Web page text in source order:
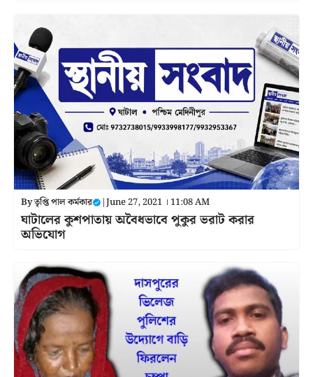
Byতৃপ্তি পাল কর্মকার |June 27, 2021 । 11:08 AM
ঘাটালের কুশপাতায় অবৈধভাবে পুকুর ভরাট করার
অভিযোগ